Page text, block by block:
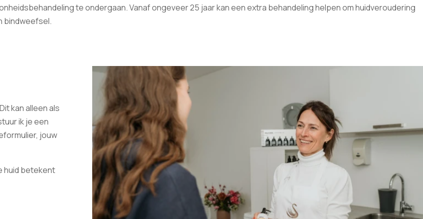
te ondergaan. Vanaf ongeveer 25 jaar kan een extra behandeling helpen om huidveroudering
bindweefsel.
kan alleen als
ik je een
jouw
huid betekent